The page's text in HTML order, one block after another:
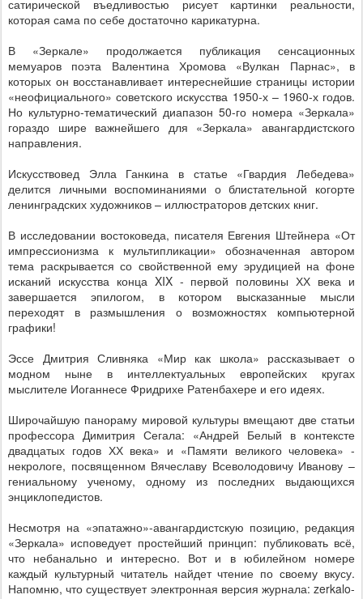
сатирической въедливостью рисует картинки реальности,
которая сама по себе достаточно карикатурна.
В «Зеркале» продолжается публикация сенсационных
мемуаров поэта Валентина Хромова «Вулкан Парнас», в
которых он восстанавливает интереснейшие страницы истории
«неофициального» советского искусства 1950-х – 1960-х годов.
Но культурно-тематический диапазон 50-го номера «Зеркала»
гораздо шире важнейшего для «Зеркала» авангардистского
направления.
Искусствовед Элла Ганкина в статье «Гвардия Лебедева»
делится личными воспоминаниями о блистательной когорте
ленинградских художников – иллюстраторов детских книг.
В исследовании востоковеда, писателя Евгения Штейнера «От
импрессионизма к мультипликации» обозначенная автором
тема раскрывается со свойственной ему эрудицией на фоне
исканий искусства конца XIX- первой половины ХХ века и
завершается эпилогом, в котором высказанные мысли
переходят в размышления о возможностях компьютерной
графики!
Эссе Дмитрия Сливняка «Мир как школа» рассказывает о
модном ныне в интеллектуальных европейских кругах
мыслителе Иоганнесе Фридрихе Ратенбахере и его идеях.
Широчайшую панораму мировой культуры вмещают две статьи
профессора Димитрия Сегала: «Андрей Белый в контексте
двадцатых годов ХХ века» и «Памяти великого человека» -
некрологе, посвященном Вячеславу Всеволодовичу Иванову –
гениальному ученому, одному из последних выдающихся
энциклопедистов.
Несмотря на «эпатажно»-авангардистскую позицию, редакция
«Зеркала» исповедует простейший принцип: публиковать всё,
что небанально и интересно. Вот и в юбилейном номере
каждый культурный читатель найдет чтение по своему вкусу.
Напомню, что существует электронная версия журнала: zerkalo-